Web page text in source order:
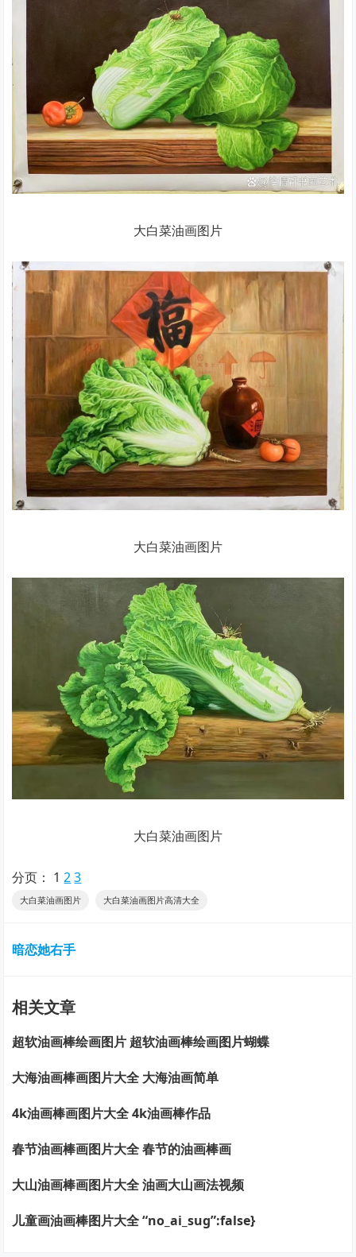
大白菜油画图片
大白菜油画图片
大白菜油画图片
分页： 1 2 3
大白菜油画图片 大白菜油画图片高清大全
暗恋她右手
相关文章
超软油画棒绘画图片 超软油画棒绘画图片蝴蝶
大海油画棒画图片大全 大海油画简单
4k油画棒画图片大全 4k油画棒作品
春节油画棒画图片大全 春节的油画棒画
大山油画棒画图片大全 油画大山画法视频
儿童画油画棒图片大全 “no_ai_sug”:false}